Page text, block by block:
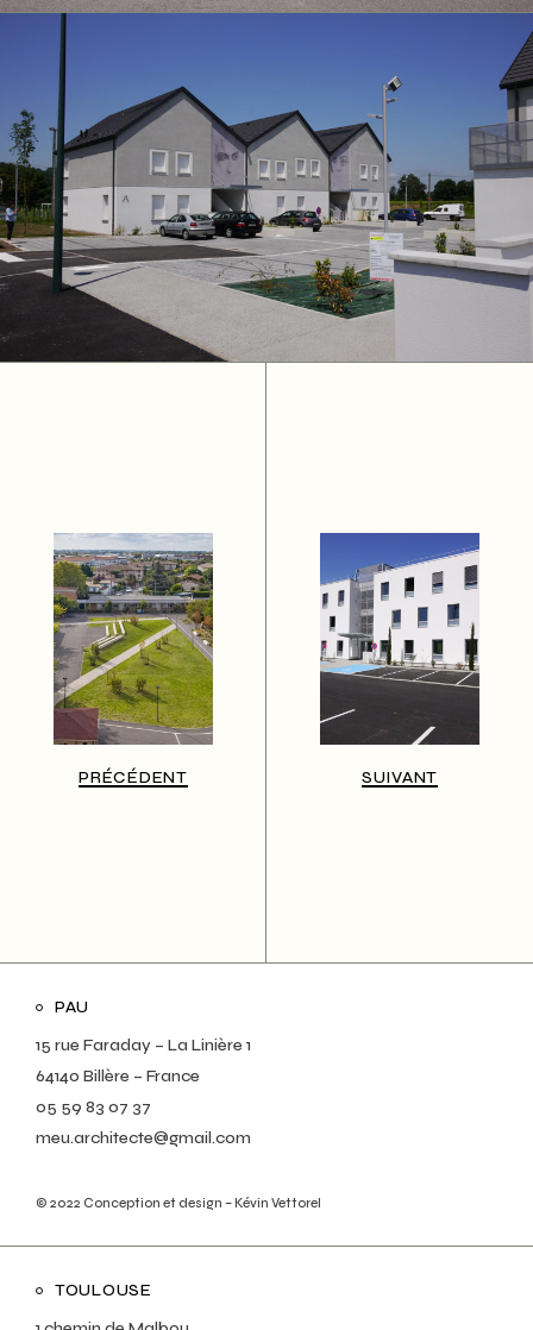
PRÉCÉDENT SUIVANT
PAU
15 rue Faraday – La Linière 1
64140 Billère – France
05 59 83 07 37
meu.architecte@gmail.com
© 2022 Conception et design – Kévin Vettorel
TOULOUSE